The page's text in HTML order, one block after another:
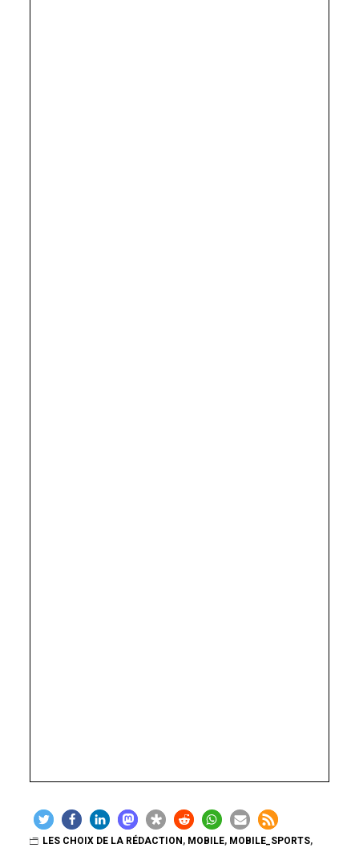
LES CHOIX DE LA RÉDACTION , MOBILE, MOBILE_SPORTS,